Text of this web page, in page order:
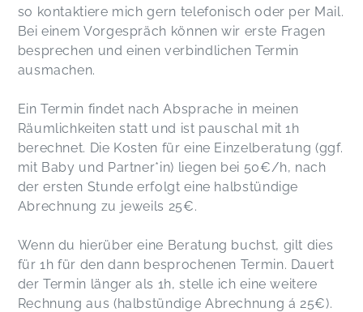
so kontaktiere mich gern telefonisch oder per Mail.
Bei einem Vorgespräch können wir erste Fragen
besprechen und einen verbindlichen Termin
ausmachen.
Ein Termin findet nach Absprache in meinen
Räumlichkeiten statt und ist pauschal mit 1h
berechnet. Die Kosten für eine Einzelberatung (ggf.
mit Baby und Partner*in) liegen bei 50€/h, nach
der ersten Stunde erfolgt eine halbstündige
Abrechnung zu jeweils 25€.
Wenn du hierüber eine Beratung buchst, gilt dies
für 1h für den dann besprochenen Termin. Dauert
der Termin länger als 1h, stelle ich eine weitere
Rechnung aus (halbstündige Abrechnung á 25€).